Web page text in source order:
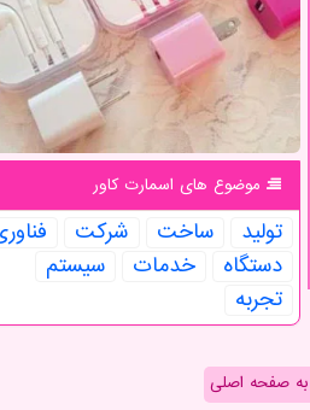
موضوع های اسمارت كاور
تولید ساخت شركت
دستگاه
خدمات
سیستم
تجربه
صفحه اصلی